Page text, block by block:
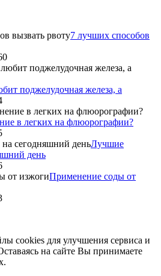
7 лучших способов
поджелудочная железа, а
в легких на флюорографии?
Лучшие
день
Применение соды от
cookies для улучшения сервиса и
на сайте Вы принимаете